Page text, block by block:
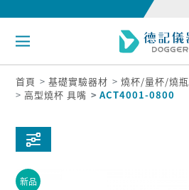
首頁 基礎實驗器材 燒杯/量杯/燒瓶
高型燒杯 具嘴
ACT4001-0800
新品